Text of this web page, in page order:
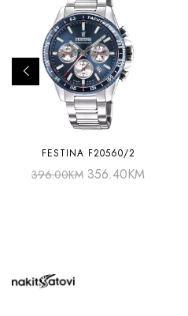
FESTINA F20560/2
396.00KM 356.40KM